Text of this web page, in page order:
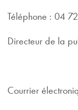
Téléphone : 04
Directeur de la
Courrier